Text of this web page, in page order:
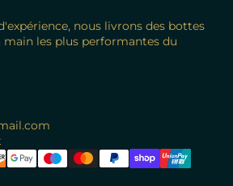
nous livrons des bottes
main les plus performantes du